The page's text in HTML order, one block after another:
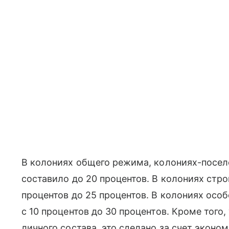
В колониях общего режима, колониях-
составило до 20 процентов. В колониях
процентов до 25 процентов. В колониях
с 10 процентов до 30 процентов. Кроме